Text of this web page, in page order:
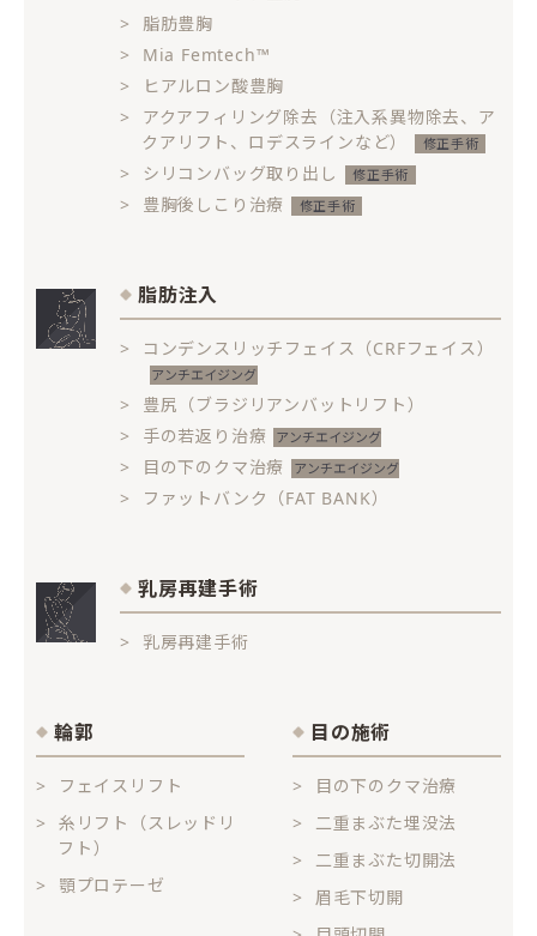
脂肪豊胸
Mia Femtech™
ヒアルロン酸豊胸
アクアフィリング除去（注入系異物除去、ア
クアリフト、ロデスラインなど）
シリコンバッグ取り出し
豊胸後しこり治療
脂肪注入
コンデンスリッチフェイス（CRFフェイス）
豊尻（ブラジリアンバットリフト）
手の若返り治療
目の下のクマ治療
ファットバンク（FAT BANK）
乳房再建手術
乳房再建手術
輪郭
フェイスリフト
糸リフト（スレッドリ
フト）
顎プロテーゼ
目の施術
目の下のクマ治療
二重まぶた埋没法
二重まぶた切開法
眉毛下切開